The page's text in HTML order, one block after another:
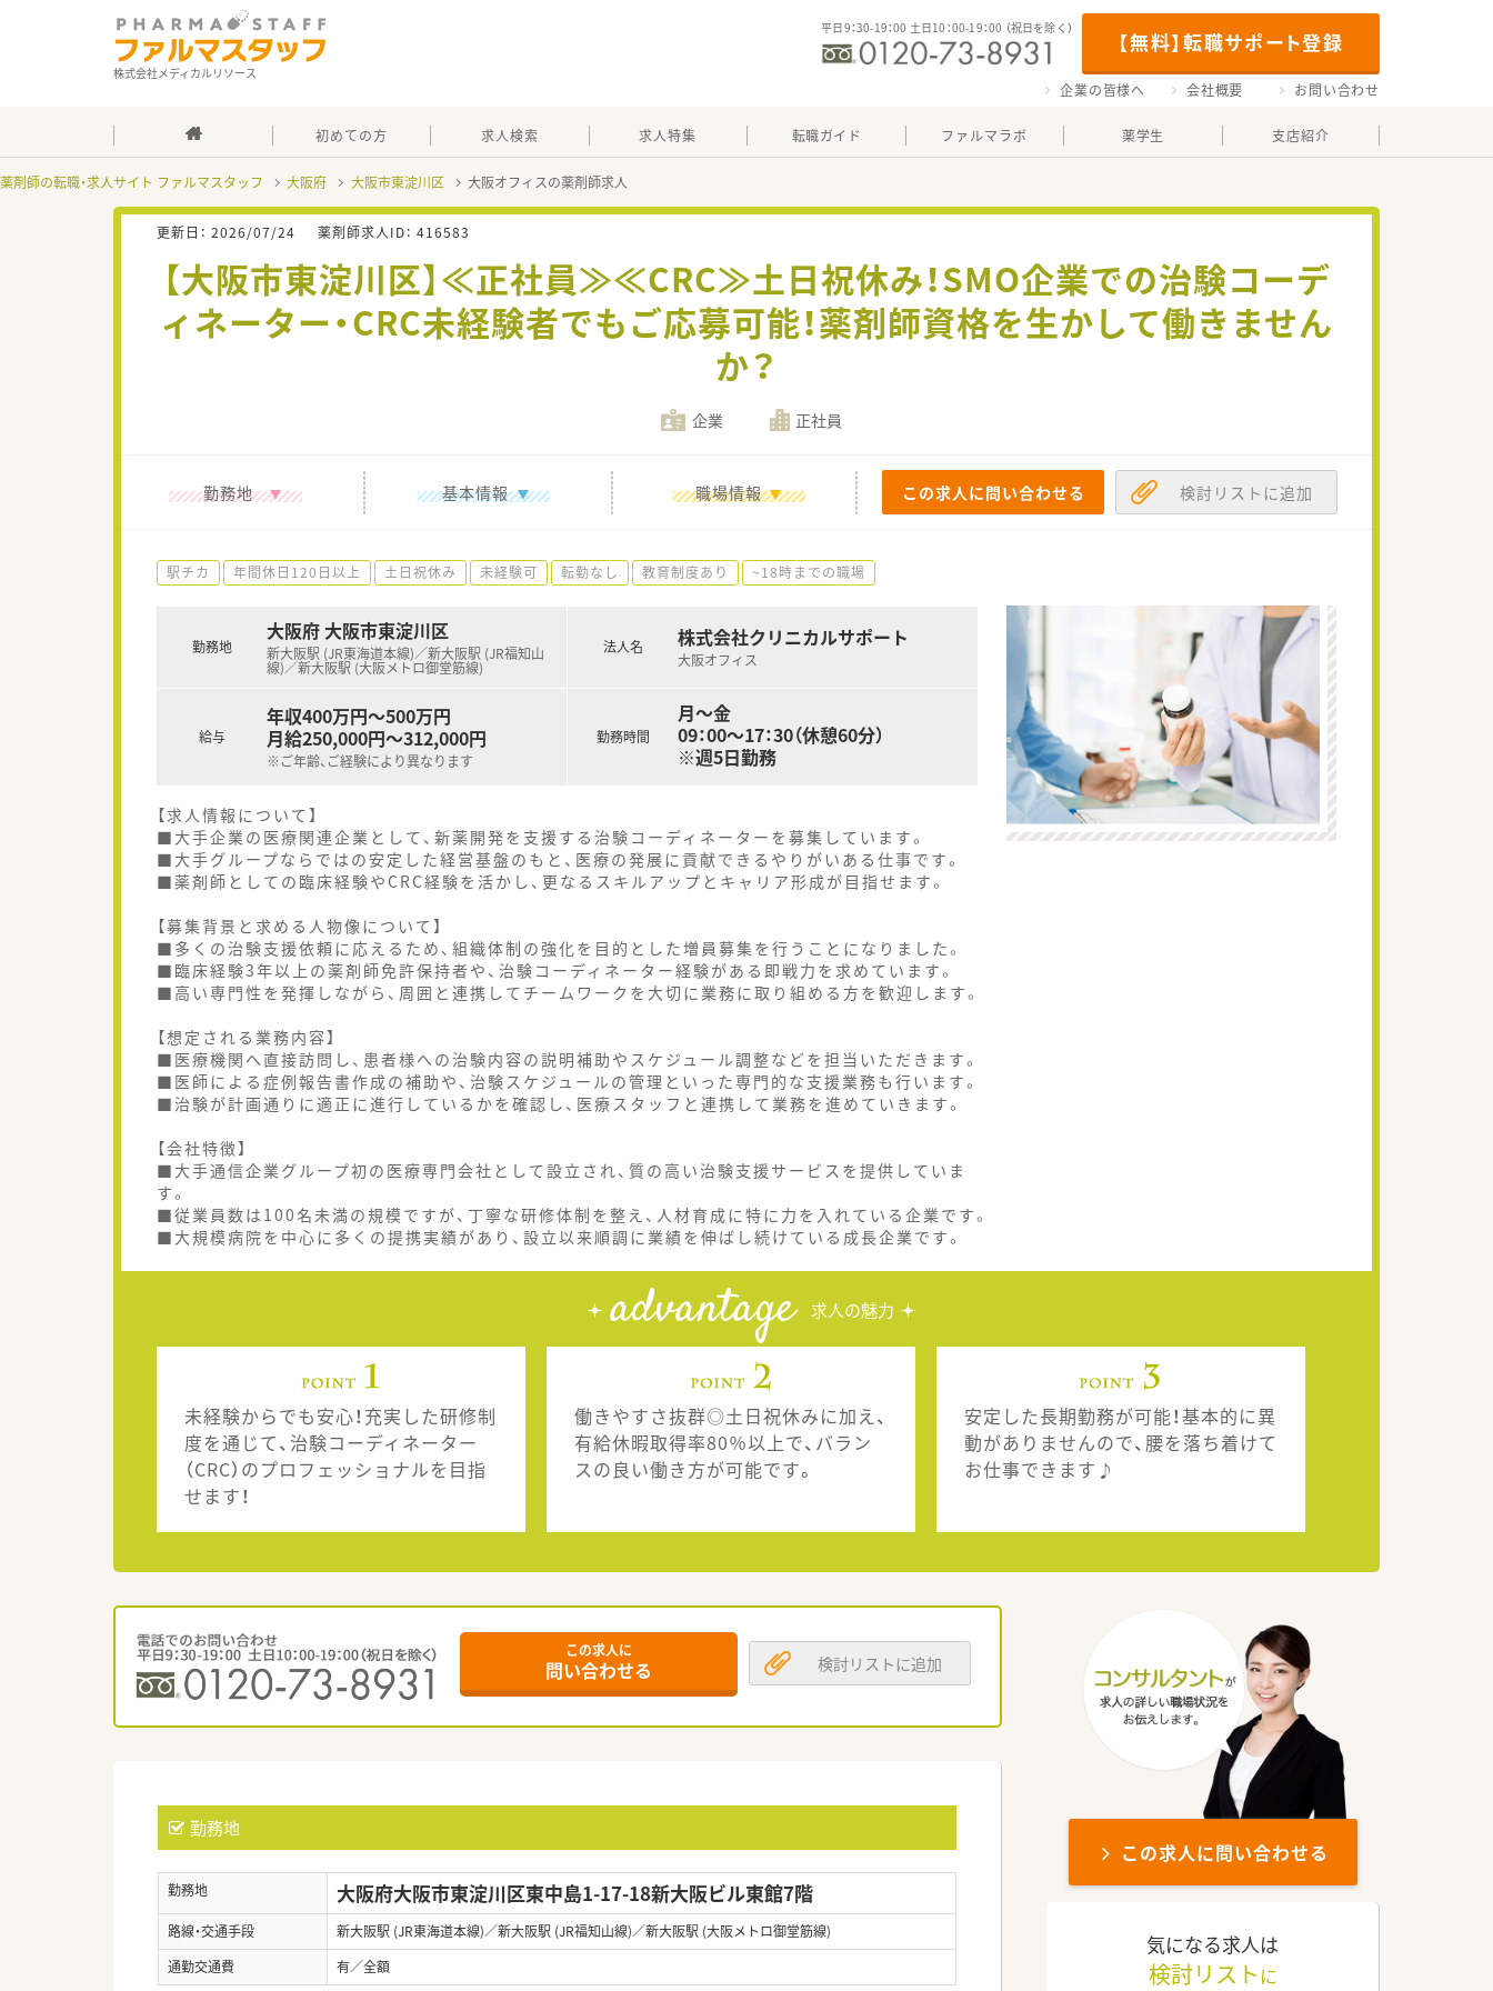
株式会社メディカルリソース
【無料】転職サポート登録
平日9：30-19：00 土日10：00-19：00 （祝日を除く）
企業の皆様へ 会社概要 お問い合わせ
初めての方 求人検索 求人特集 転職ガイド ファルマラボ 薬学生 支店紹介
薬剤師の転職・求人サイト ファルマスタッフ 大阪府 大阪市東淀川区 大阪オフィスの薬剤師求人
更新日： 2026/07/24 薬剤師求人ID： 416583
【大阪市東淀川区】≪正社員≫≪CRC≫土日祝休み！SMO企業での治験コーデ
ィネーター・CRC未経験者でもご応募可能！薬剤師資格を生かして働きません
か？
企業 正社員
勤務地 基本情報 職場情報 この求人に問い合わせる 検討リストに追加
駅チカ 年間休日120日以上 土日祝休み 未経験可 転勤なし 教育制度あり ~18時までの職場
勤務地
大阪府 大阪市東淀川区
新大阪駅 (JR東海道本線)／新大阪駅 (JR福知山
線)／新大阪駅 (大阪メトロ御堂筋線)
給与
年収400万円～500万円
月給250,000円～312,000円
※ご年齢、ご経験により異なります
法人名 株式会社クリニカルサポート
大阪オフィス
勤務時間
月～金
09：00～17：30（休憩60分）
※週5日勤務
【求人情報について】
■大手企業の医療関連企業として、新薬開発を支援する治験コーディネーターを募集しています。
■大手グループならではの安定した経営基盤のもと、医療の発展に貢献できるやりがいある仕事です。
■薬剤師としての臨床経験やCRC経験を活かし、更なるスキルアップとキャリア形成が目指せます。
【募集背景と求める人物像について】
■多くの治験支援依頼に応えるため、組織体制の強化を目的とした増員募集を行うことになりました。
■臨床経験3年以上の薬剤師免許保持者や、治験コーディネーター経験がある即戦力を求めています。
■高い専門性を発揮しながら、周囲と連携してチームワークを大切に業務に取り組める方を歓迎します。
【想定される業務内容】
■医療機関へ直接訪問し、患者様への治験内容の説明補助やスケジュール調整などを担当いただきます。
■医師による症例報告書作成の補助や、治験スケジュールの管理といった専門的な支援業務も行います。
■治験が計画通りに適正に進行しているかを確認し、医療スタッフと連携して業務を進めていきます。
【会社特徴】
■大手通信企業グループ初の医療専門会社として設立され、質の高い治験支援サービスを提供していま
す。
■従業員数は100名未満の規模ですが、丁寧な研修体制を整え、人材育成に特に力を入れている企業です。
■大規模病院を中心に多くの提携実績があり、設立以来順調に業績を伸ばし続けている成長企業です。
advantage 求人の魅力
未経験からでも安心！充実した研修制
度を通じて、治験コーディネーター
（CRC）のプロフェッショナルを目指
せます！
働きやすさ抜群◎土日祝休みに加え、
有給休暇取得率80％以上で、バラン
スの良い働き方が可能です。
安定した長期勤務が可能！基本的に異
動がありませんので、腰を落ち着けて
お仕事できます♪
この求人に
問い合わせる 検討リストに追加
勤務地
勤務地 大阪府大阪市東淀川区東中島1-17-18新大阪ビル東館7階
路線・交通手段
新大阪駅 (JR東海道本線)／新大阪駅 (JR福知山線)／新大阪駅 (大阪メトロ御堂筋線)
通勤交通費
有／全額
この求人に問い合わせる
気になる求人は
検討リスト に